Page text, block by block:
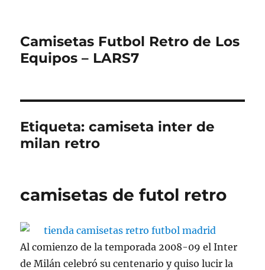
Camisetas Futbol Retro de Los
Equipos – LARS7
Etiqueta:camiseta inter de
milan retro
camisetas de futol retro
Al comienzo de la temporada 2008-09 el Inter
de Milán celebró su centenario y quiso lucir la